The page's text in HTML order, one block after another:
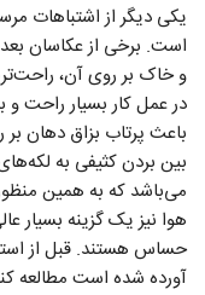
یکی دیگر از اشتباهات
است. برخی از عکاسان بعد
و خاک بر روی آن،
در عمل کار بسیار راحت
باعث پرتاب بزاق دهان
بین بردن کثیفی به
می‌باشد که به همین
هوا نیز یک گزینه بسیار
آورده شده است مطالعه